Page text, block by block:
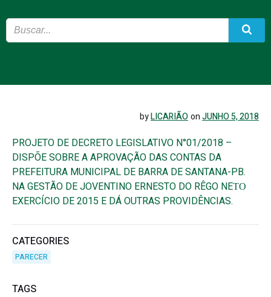
byLICARIÃOonJUNHO 5, 2018
PROJETO DE DECRETO LEGISLATIVO N°01/2018 –
DISPÕE SOBRE A APROVAÇÃO DAS CONTAS DA
PREFEITURA MUNICIPAL DE BARRA DE SANTANA-PB.
NA GESTÃO DE JOVENTINO ERNESTO DO RÊGO NEТО
EXERCÍCIO DE 2015 E DÁ OUTRAS PROVIDÊNCIAS.
CATEGORIES
PARECER
TAGS